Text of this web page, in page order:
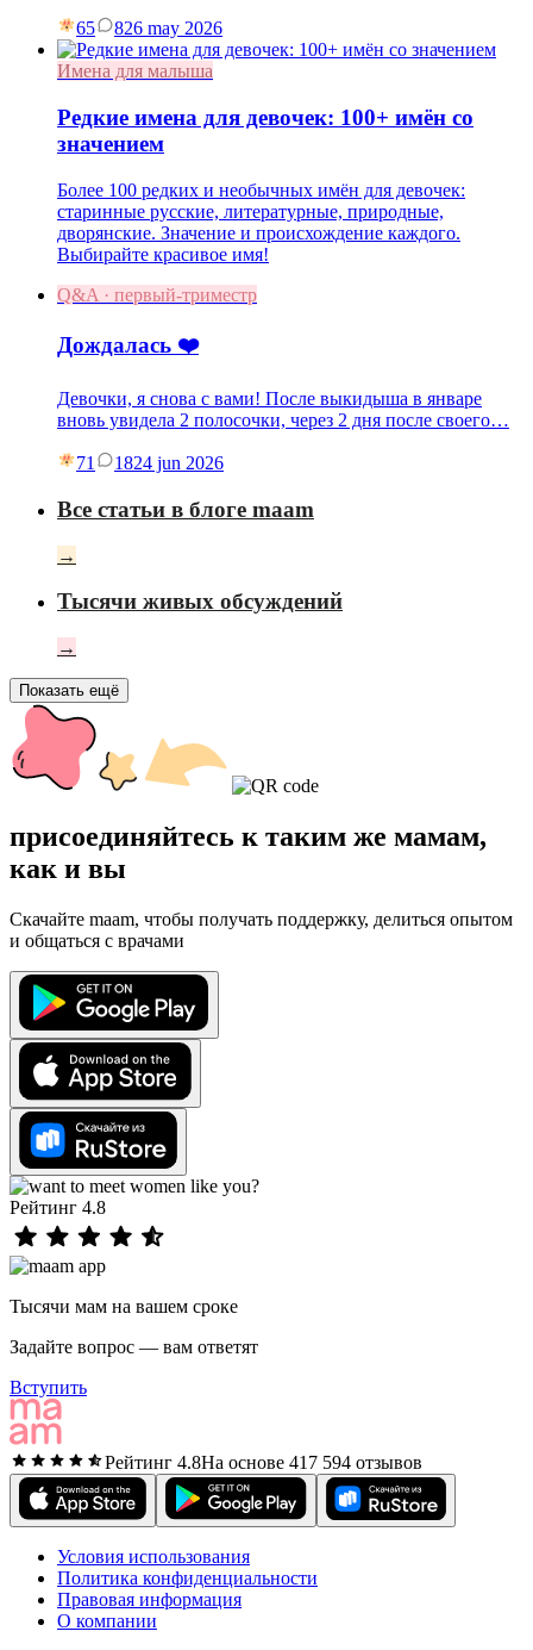
65 826 may 2026
Имена для малыша
Редкие имена для девочек: 100+ имён со
значением
Более 100 редких и необычных имён для девочек:
старинные русские, литературные, природные,
дворянские. Значение и происхождение каждого.
Выбирайте красивое имя!
Q&A · первый-триместр
Дождалась ❤️
Девочки, я снова с вами! После выкидыша в январе
вновь увидела 2 полосочки, через 2 дня после своего…
71 1824 jun 2026
Все статьи в блоге maam
→
Тысячи живых обсуждений
→
Показать ещё
присоединяйтесь к таким же мамам,
как и вы
Скачайте maam, чтобы получать поддержку, делиться опытом
и общаться с врачами
Рейтинг 4.8
Тысячи мам на вашем сроке
Задайте вопрос — вам ответят
Вступить
Рейтинг 4.8На основе 417 594 отзывов
Условия использования
Политика конфиденциальности
Правовая информация
О компании